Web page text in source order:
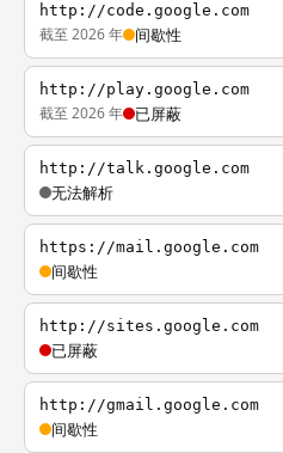
http://code.google.com
截至 2026 年 间歇性
http://play.google.com
截至 2026 年 已屏蔽
http://talk.google.com
无法解析
https://mail.google.com
间歇性
http://sites.google.com
已屏蔽
http://gmail.google.com
间歇性